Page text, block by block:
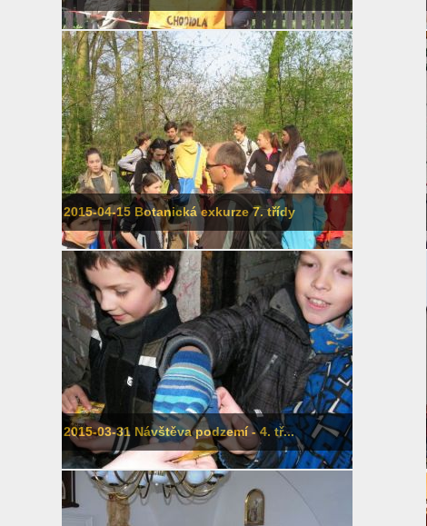
2015-04-15 Botanická exkurze 7. třídy
2015-03-31 Návštěva podzemí - 4. tř...